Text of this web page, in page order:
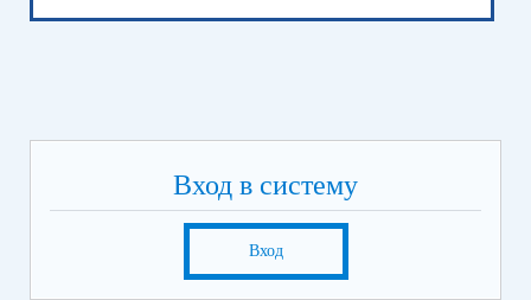
Вход в систему
Вход